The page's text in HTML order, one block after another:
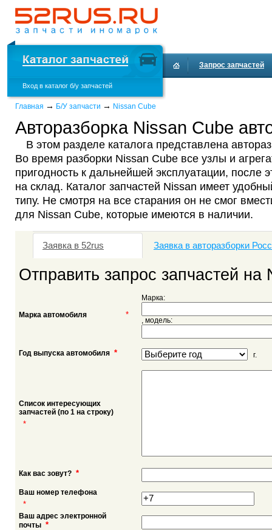
Вход в каталог б/у запчастей
Запрос запчастей
Главная → Б/У запчасти → Nissan Cube
Авторазборка Nissan Cube
В этом разделе каталога представлена
Во время разборки Nissan Cube все узлы и
пригодность к дальнейшей эксплуатации, после
на склад. Каталог запчастей Nissan имеет
типу. Не смотря на все старания он не смог
для Nissan Cube, которые имеются в наличии.
Заявка в 52rus Заявка в авторазборки
Отправить запрос запчастей на
Марка автомобиля *
Марка:
, модель:
Год выпуска автомобиля * г.
Список интересующих
запчастей (по 1 на строку)
*
Как вас зовут? *
Ваш номер телефона
*
Ваш адрес электронной
почты *